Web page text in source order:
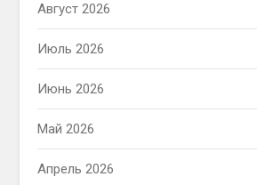
Август 2026
Июль 2026
Июнь 2026
Май 2026
Апрель 2026